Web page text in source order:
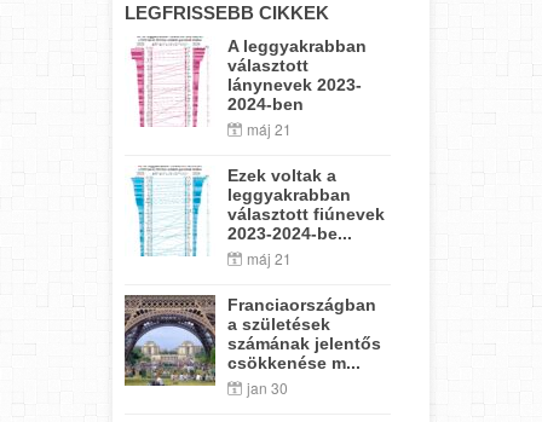
LEGFRISSEBB CIKKEK
A leggyakrabban
választott
lánynevek 2023-
2024-ben
máj 21
Ezek voltak a
leggyakrabban
választott fiúnevek
2023-2024-be...
máj 21
Franciaországban
a születések
számának jelentős
csökkenése m...
jan 30